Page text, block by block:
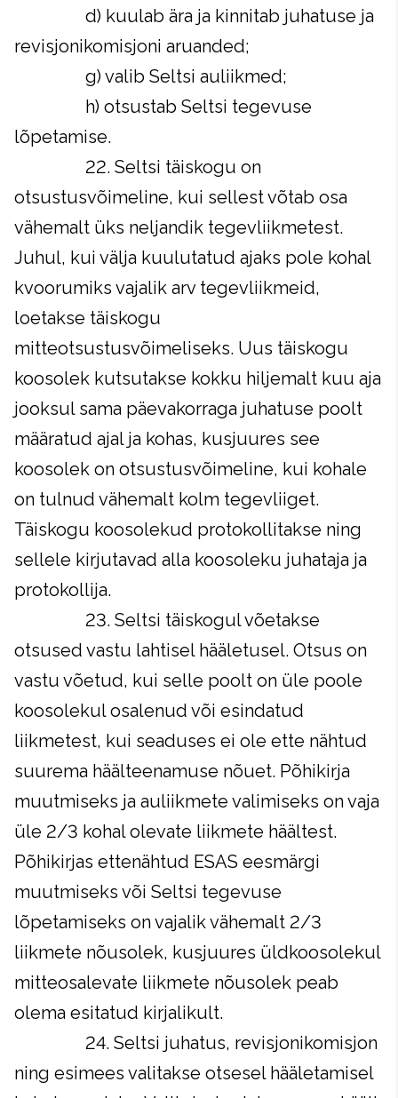
d) kuulab ära ja kinnitab juhatuse ja
revisjonikomisjoni aruanded;
g) valib Seltsi auliikmed;
h) otsustab Seltsi tegevuse
lõpetamise.
22. Seltsi täiskogu on
otsustusvõimeline, kui sellest võtab osa
vähemalt üks neljandik tegevliikmetest.
Juhul, kui välja kuulutatud ajaks pole kohal
kvoorumiks vajalik arv tegevliikmeid,
loetakse täiskogu
mitteotsustusvõimeliseks. Uus täiskogu
koosolek kutsutakse kokku hiljemalt kuu aja
jooksul sama päevakorraga juhatuse poolt
määratud ajal ja kohas, kusjuures see
koosolek on otsustusvõimeline, kui kohale
on tulnud vähemalt kolm tegevliiget.
Täiskogu koosolekud protokollitakse ning
sellele kirjutavad alla koosoleku juhataja ja
protokollija.
23. Seltsi täiskogul võetakse
otsused vastu lahtisel hääletusel. Otsus on
vastu võetud, kui selle poolt on üle poole
koosolekul osalenud või esindatud
liikmetest, kui seaduses ei ole ette nähtud
suurema häälteenamuse nõuet. Põhikirja
muutmiseks ja auliikmete valimiseks on vaja
üle 2/3 kohal olevate liikmete häältest.
Põhikirjas ettenähtud ESAS eesmärgi
muutmiseks või Seltsi tegevuse
lõpetamiseks on vajalik vähemalt 2/3
liikmete nõusolek, kusjuures üldkoosolekul
mitteosalevate liikmete nõusolek peab
olema esitatud kirjalikult.
24. Seltsi juhatus, revisjonikomisjon
ning esimees valitakse otsesel hääletamisel